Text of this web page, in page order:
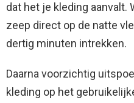
dat het je kleding aanvalt.
zeep direct op de natte
dertig minuten intrekken.
Daarna voorzichtig
kleding op het